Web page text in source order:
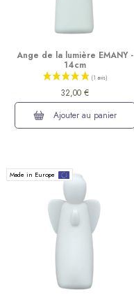
Ange de la lumière EMANY -
14cm
32,00 €
Ajouter au panier
Made in Europe